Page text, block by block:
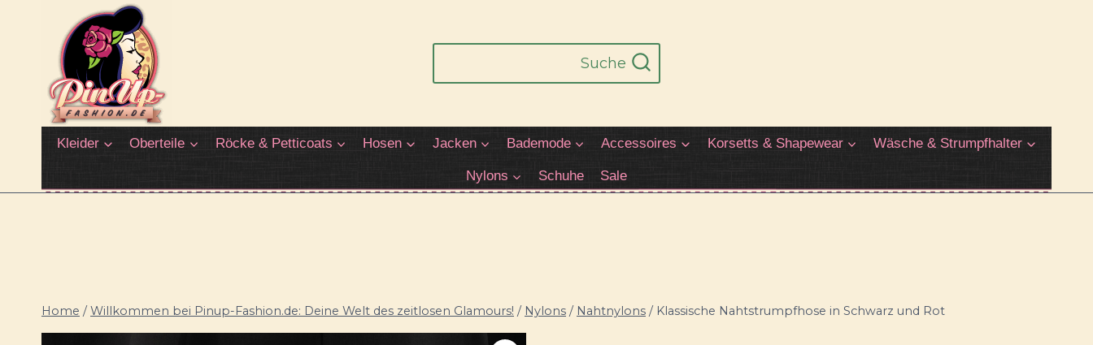
springen
Suche
Kleider Oberteile Röcke & Petticoats Hosen Jacken Bademode Accessoires Korsetts & Shapewear Wäsche & Strumpfhalter
Nylons Schuhe Sale
Home / Willkommen bei Pinup-Fashion.de: Deine Welt des zeitlosen Glamours! / Nylons / Nahtnylons / Klassische Nahtstrumpfhose in Schwarz und Rot